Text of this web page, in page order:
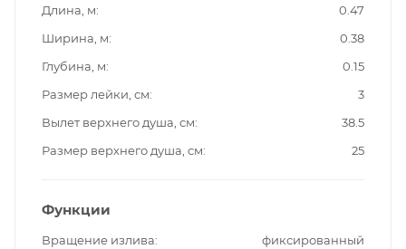
Длина, м
0.47
Ширина, м
0.38
Глубина, м
0.15
Размер лейки, см
3
Вылет верхнего душа, см
38.5
Размер верхнего душа, см
25
Функции
Вращение излива
фиксированный